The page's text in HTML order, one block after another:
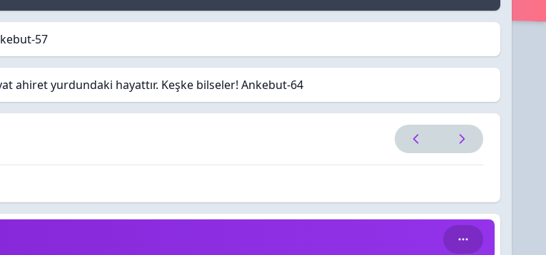
57
ahiret yurdundaki hayattır. Keşke bilseler! Ankebut-64